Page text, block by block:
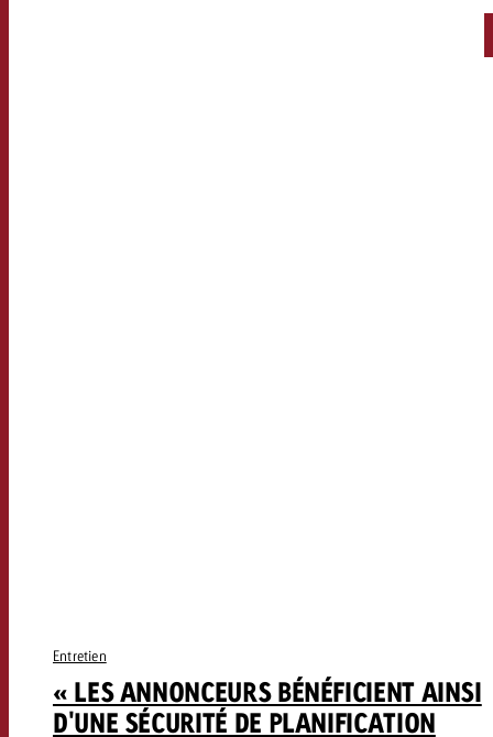
Entretien
« LES ANNONCEURS BÉNÉFICIENT AINSI
D'UNE SÉCURITÉ DE PLANIFICATION